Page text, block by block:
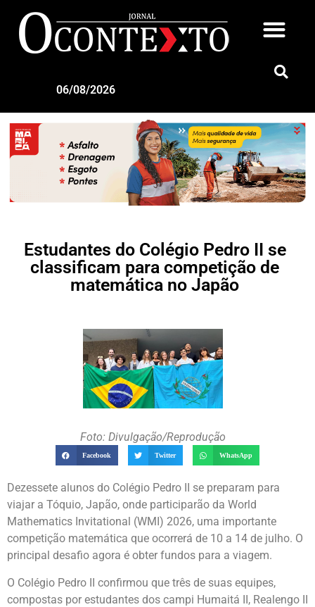
06/08/2026
Estudantes do Colégio Pedro II se
classificam para competição de
matemática no Japão
Foto: Divulgação/Reprodução
Facebook Twitter WhatsApp
Dezessete alunos do Colégio Pedro II se preparam para
viajar a Tóquio, Japão, onde participarão da World
Mathematics Invitational (WMI) 2026, uma importante
competição matemática que ocorrerá de 10 a 14 de julho. O
principal desafio agora é obter fundos para a viagem.
O Colégio Pedro II confirmou que três de suas equipes,
compostas por estudantes dos campi Humaitá II, Realengo II